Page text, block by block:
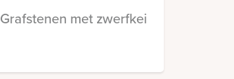
Grafstenen met zwerfkei